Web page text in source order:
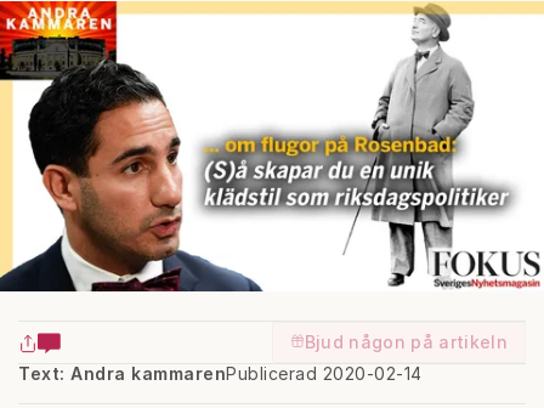
Bjud någon på artikeln
Text: Andra kammarenPublicerad 2020-02-14